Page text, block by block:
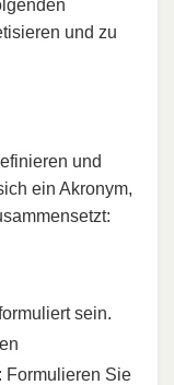
und zu
und
ein Akronym,
sein.
Formulieren Sie